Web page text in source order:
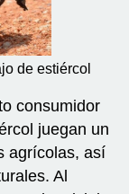
de estiércol
consumidor
juegan un
agrícolas, así
Al